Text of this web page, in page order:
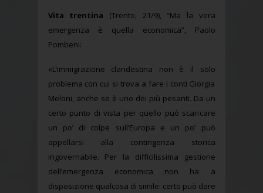
Vita trentina (Trento, 21/9), “Ma la vera
emergenza è quella economica”, Paolo
Pombeni:
«L’immigrazione clandestina non è il solo
problema con cui si trova a fare i conti Giorgia
Meloni, anche se è uno dei più pesanti. Da un
certo punto di vista per quello può scaricare
un po’ di colpe sull’Europa e un po’ può
appellarsi alla contingenza storica
ingovernabile. Per la difficilissima gestione
dell’emergenza economica non ha a
disposizione qualcosa di simile: certo può dare